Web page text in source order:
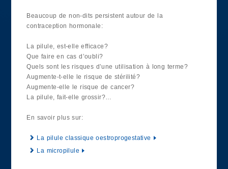
Beaucoup de non-dits persistent autour de la
contraception hormonale:
La pilule, est-elle efficace?
Que faire en cas d’oubli?
Quels sont les risques d’une utilisation à long terme?
Augmente-t-elle le risque de stérilité?
Augmente-elle le risque de cancer?
La pilule, fait-elle grossir?…
En savoir plus sur:
La pilule classique oestroprogestative
La micropilule